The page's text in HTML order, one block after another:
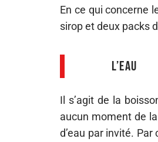
En ce qui concerne
sirop et deux packs
L’eau
Il s’agit de la
aucun moment de
d’eau par invité.